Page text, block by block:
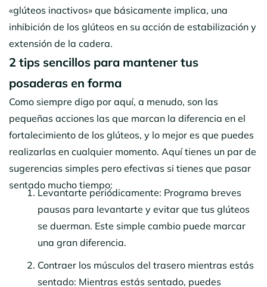
«glúteos inactivos» que básicamente implica, una
inhibición de los glúteos en su acción de estabilización y
extensión de la cadera.
2 tips sencillos para mantener tus
posaderas en forma
Como siempre digo por aquí, a menudo, son las
pequeñas acciones las que marcan la diferencia en el
fortalecimiento de los glúteos, y lo mejor es que puedes
realizarlas en cualquier momento. Aquí tienes un par de
sugerencias simples pero efectivas si tienes que pasar
sentado mucho tiempo:
Levantarte periódicamente: Programa breves
pausas para levantarte y evitar que tus glúteos
se duerman. Este simple cambio puede marcar
una gran diferencia.
Contraer los músculos del trasero mientras estás
sentado: Mientras estás sentado, puedes